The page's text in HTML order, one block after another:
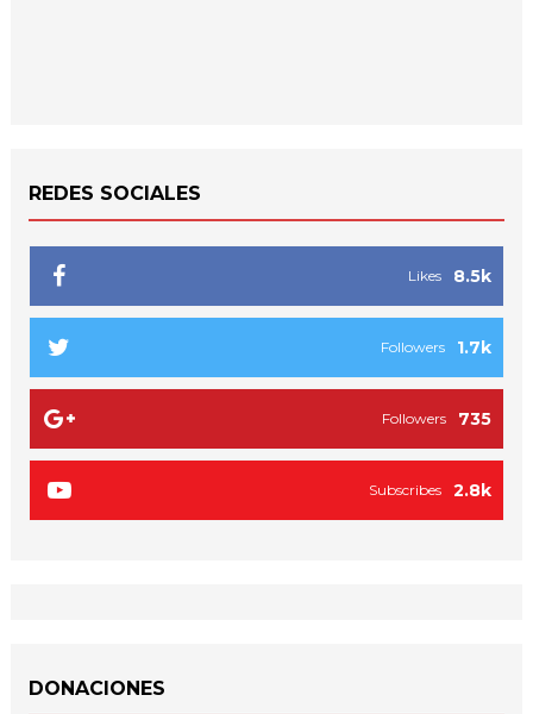
REDES SOCIALES
8.5k
Likes
1.7k
Followers
735
Followers
2.8k
Subscribes
DONACIONES